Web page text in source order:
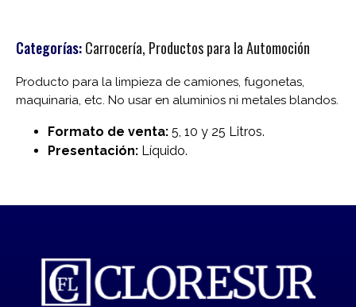
Categorías:Carrocería, Productos para la Automoción
Producto para la limpieza de camiones, fugonetas,
maquinaria, etc. No usar en aluminios ni metales blandos.
Formato de venta: 5, 10 y 25 Litros.
Presentación: Líquido.